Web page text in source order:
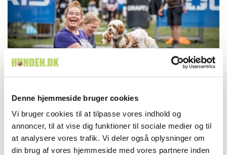
Denne hjemmeside bruger cookies
Vi bruger cookies til at tilpasse vores indhold og
annoncer, til at vise dig funktioner til sociale medier og til
at analysere vores trafik. Vi deler også oplysninger om
din brug af vores hjemmeside med vores partnere inden
K9 Biathlon
K9 Biathlon for alle vender tilbage til